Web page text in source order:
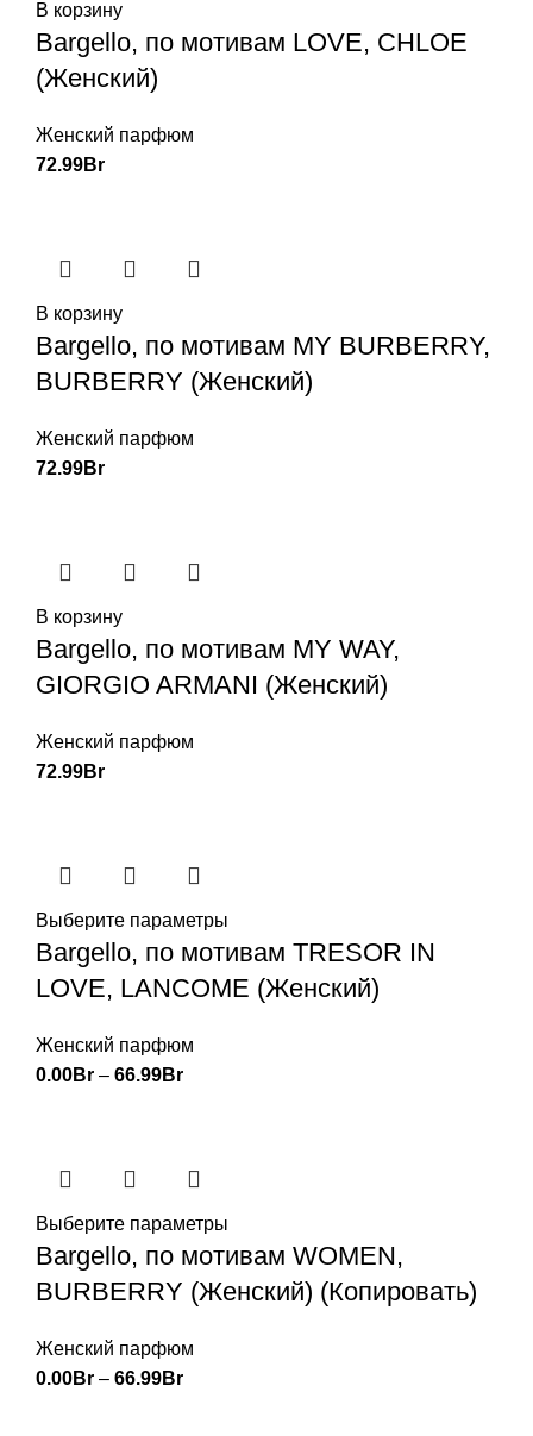
В корзину
Bargello, по мотивам LOVE, CHLOE
(Женский)
Женский парфюм
72.99Br
В корзину
Bargello, по мотивам MY BURBERRY,
BURBERRY (Женский)
Женский парфюм
72.99Br
В корзину
Bargello, по мотивам MY WAY,
GIORGIO ARMANI (Женский)
Женский парфюм
72.99Br
Выберите параметры
Bargello, по мотивам TRESOR IN
LOVE, LANCOME (Женский)
Женский парфюм
0.00Br – 66.99Br
Выберите параметры
Bargello, по мотивам WOMEN,
BURBERRY (Женский) (Копировать)
Женский парфюм
0.00Br – 66.99Br